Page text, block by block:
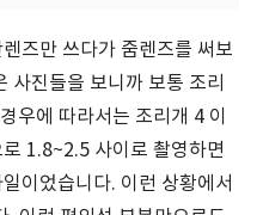
즈만 쓰다가 줌렌즈를 써보
사진들을 보니까 보통 조리
우에 따라서는 조리개 4 이
1.8~2.5 사이로 촬영하면
이었습니다. 이런 상황에서